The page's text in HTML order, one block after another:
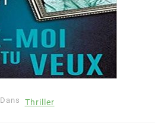
Dans Thriller